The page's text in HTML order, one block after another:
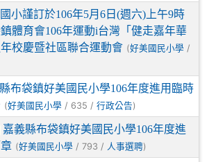
小謹訂於106年5月6日(週六)上午9時
體育會106年運動i台灣「健走嘉年華
校慶暨社區聯合運動會 (好美國民小學 /
布袋鎮好美國民小學106年度進用臨時
(好美國民小學 / 635 / 行政公告)
嘉義縣布袋鎮好美國民小學106年度進
(好美國民小學 / 793 / 人事選聘)